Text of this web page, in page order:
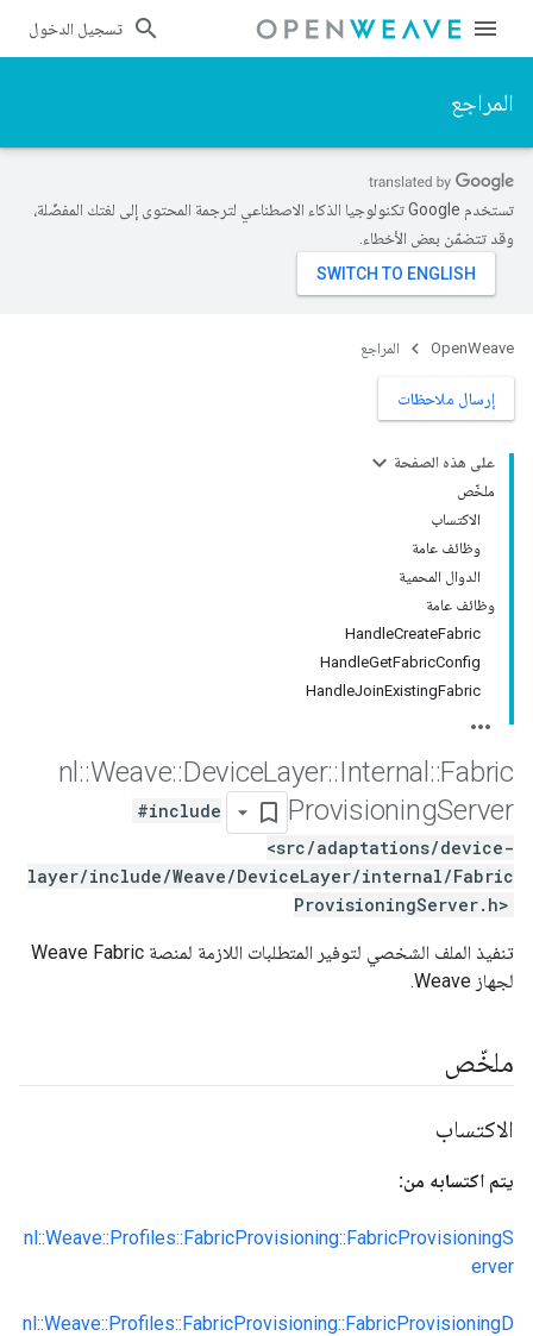
تسجيل الدخول
المراجع
تستخدم Google تكنولوجيا الذكاء الاصطناعي لترجمة المحتوى إلى لغتك المفضّلة،
وقد تتضمّن بعض الأخطاء.
OpenWeave المراجع
إرسال ملاحظات
على هذه الصفحة
ملخّص
الاكتساب
وظائف عامة
الدوال المحمية
وظائف عامة
HandleCreateFabric
HandleGetFabricConfig
HandleJoinExistingFabric
nl ::Weave::DeviceLayer::Internal ::Fabric
ProvisioningServer
#include
<src/adaptations/device-
layer/include/Weave/DeviceLayer/internal/Fabric
ProvisioningServer.h>
تنفيذ الملف الشخصي لتوفير المتطلبات اللازمة لمنصة Weave Fabric
لجهاز Weave.
ملخّص
الاكتساب
يتم اكتسابه من:
nl::Weave::Profiles::FabricProvisioning::FabricProvisioningS
erver
nl::Weave::Profiles::FabricProvisioning::FabricProvisioningD